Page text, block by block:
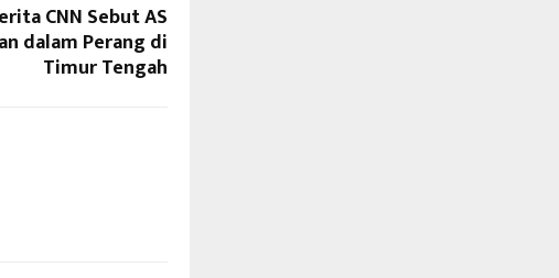
CNN Sebut AS
dalam Perang di
Timur Tengah